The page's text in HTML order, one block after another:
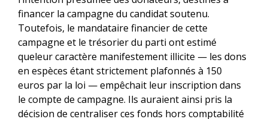
financer la campagne du candidat soutenu.
Toutefois, le mandataire financier de cette
campagne et le trésorier du parti ont estimé
queleur caractère manifestement illicite — les dons
en espèces étant strictement plafonnés à 150
euros par la loi — empêchait leur inscription dans
le compte de campagne. Ils auraient ainsi pris la
décision de centraliser ces fonds hors comptabilité